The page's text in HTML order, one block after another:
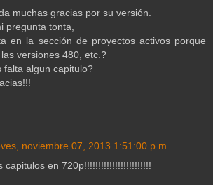
muchas gracias por su versión.
pregunta tonta,
en la sección de proyectos activos porque
versiones 480, etc.?
falta algun capitulo?
noviembre 07, 2013 1:51:00 p.m.
capitulos en 720p!!!!!!!!!!!!!!!!!!!!!!!!